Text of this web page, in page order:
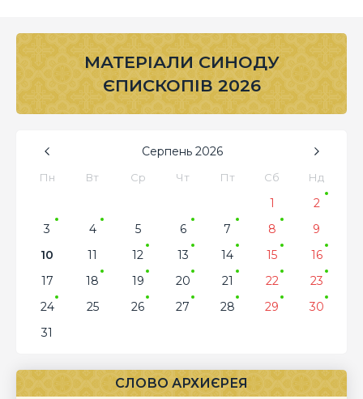
МАТЕРІАЛИ СИНОДУ
ЄПИСКОПІВ 2026
Серпень 2026
Пн Вт Ср Чт Пт Сб Нд
1
2
3
4 5 6 7 8
9
10
11 12 13 14 15
16
17
18 19 20 21 22
23
24
25 26 27 28 29
30
31
СЛОВО АРХИЄРЕЯ